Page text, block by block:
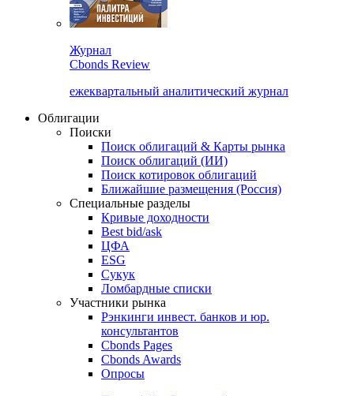
Журнал
Cbonds Review
ежеквартальный аналитический журнал
Облигации
Поиски
Поиск облигаций & Карты рынка
Поиск облигаций (ИИ)
Поиск котировок облигаций
Ближайшие размещения (Россия)
Специальные разделы
Кривые доходности
Best bid/ask
ЦФА
ESG
Сукук
Ломбардные списки
Участники рынка
Рэнкинги инвест. банков и юр.
консультантов
Cbonds Pages
Cbonds Awards
Опросы